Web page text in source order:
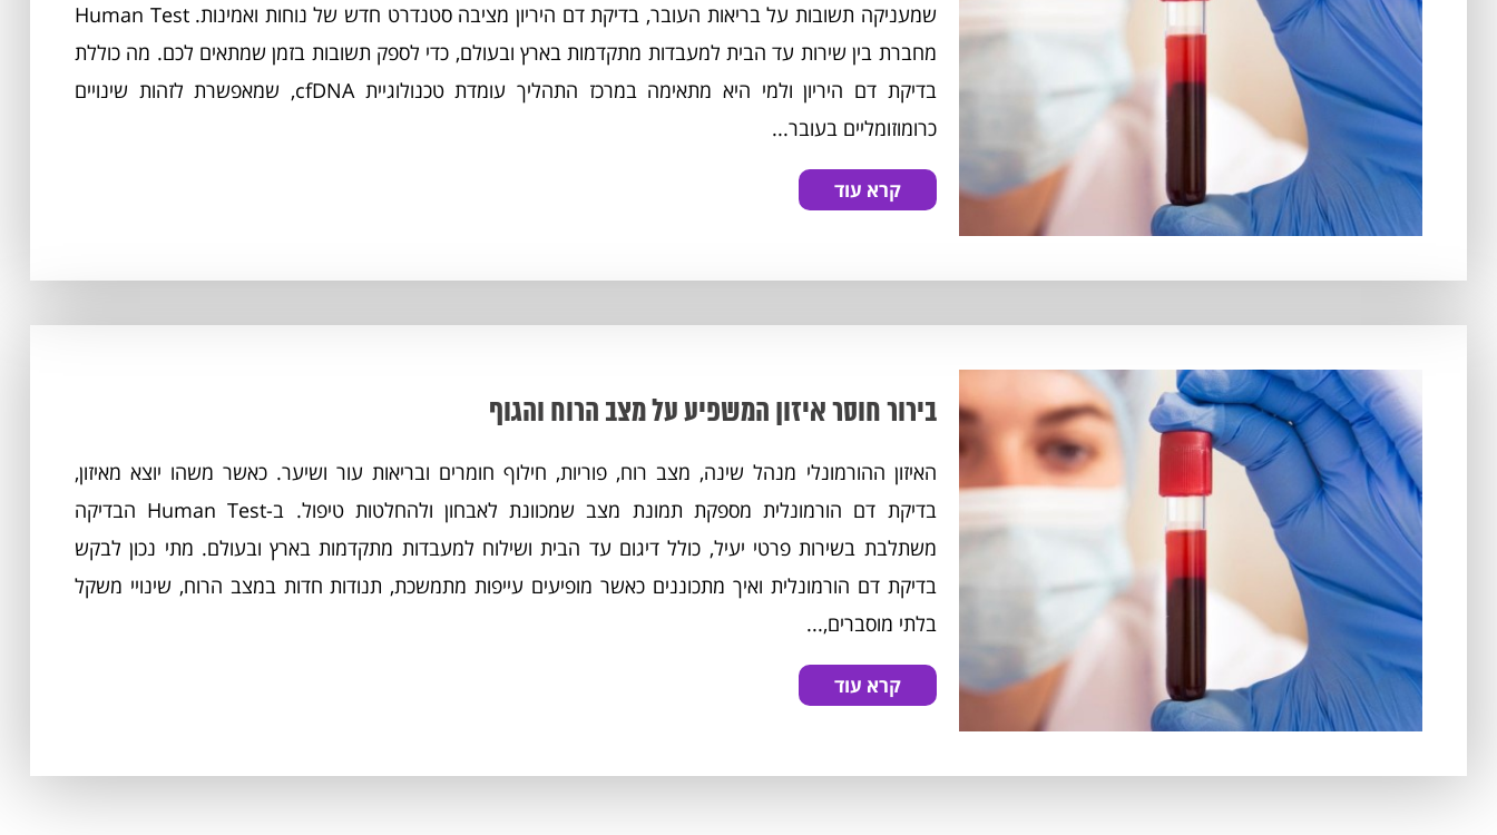
שמעניקה תשובות על בריאות העובר, בדיקת דם היריון מציבה סטנדרט חדש של נוחות ואמינות. Human Test
מחברת בין שירות עד הבית למעבדות מתקדמות בארץ ובעולם, כדי לספק תשובות בזמן שמתאים לכם. מה כוללת
בדיקת דם היריון ולמי היא מתאימה במרכז התהליך עומדת טכנולוגיית cfDNA, שמאפשרת לזהות שינויים
כרומוזומליים בעובר...
קרא עוד
בירור חוסר איזון המשפיע על מצב הרוח והגוף
האיזון ההורמונלי מנהל שינה, מצב רוח, פוריות, חילוף חומרים ובריאות עור ושיער. כאשר משהו יוצא מאיזון,
בדיקת דם הורמונלית מספקת תמונת מצב שמכוונת לאבחון ולהחלטות טיפול. ב-Human Test הבדיקה
משתלבת בשירות פרטי יעיל, כולל דיגום עד הבית ושילוח למעבדות מתקדמות בארץ ובעולם. מתי נכון לבקש
בדיקת דם הורמונלית ואיך מתכוננים כאשר מופיעים עייפות מתמשכת, תנודות חדות במצב הרוח, שינויי משקל
בלתי מוסברים,...
קרא עוד